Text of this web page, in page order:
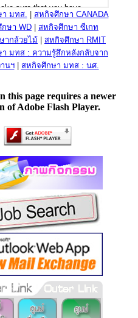
า มทส.
สหกิจศึกษา CANADA
ษา WD
สหกิจศึกษา ซีเกท
ากล้วยไม้
สหกิจศึกษา RMIT
มทส : ความรู้สึกหลังกลับจาก
นฯ| สหกิจศึกษา มทส : นศ.
this page requires a newer
of Adobe Flash Player.